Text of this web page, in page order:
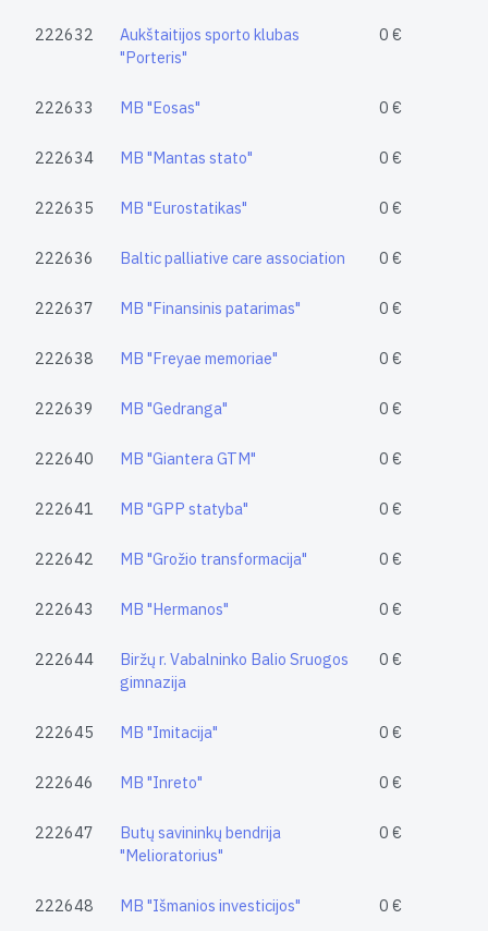
222632
Aukštaitijos sporto klubas
"Porteris"
0 €
222633 MB "Eosas" 0 €
222634 MB "Mantas stato" 0 €
222635 MB "Eurostatikas" 0 €
222636 Baltic palliative care association 0 €
222637 MB "Finansinis patarimas" 0 €
222638 MB "Freyae memoriae" 0 €
222639 MB "Gedranga" 0 €
222640 MB "Giantera GTM" 0 €
222641 MB "GPP statyba" 0 €
222642 MB "Grožio transformacija" 0 €
222643 MB "Hermanos" 0 €
222644
Biržų r. Vabalninko Balio Sruogos
gimnazija
0 €
222645 MB "Imitacija" 0 €
222646 MB "Inreto" 0 €
222647
Butų savininkų bendrija
"Melioratorius"
0 €
222648 MB "Išmanios investicijos" 0 €